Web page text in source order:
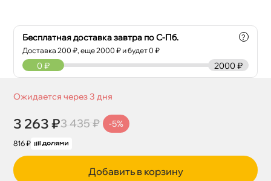
Бесплатная доставка завтра по С-Пб.
Доставка200 ₽, еще2000 ₽ и будет 0 ₽
?
2000 ₽
0 ₽
Ожидается через 3 дня
3 263 ₽3 435 ₽ -5%
816 ₽
Добавить в корзину